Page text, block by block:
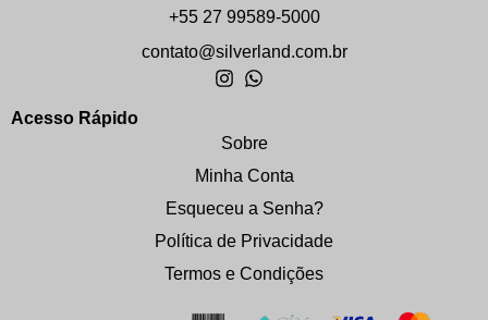
+55 27 99589-5000
contato@silverland.com.br
Acesso Rápido
Sobre
Minha Conta
Esqueceu a Senha?
Política de Privacidade
Termos e Condições